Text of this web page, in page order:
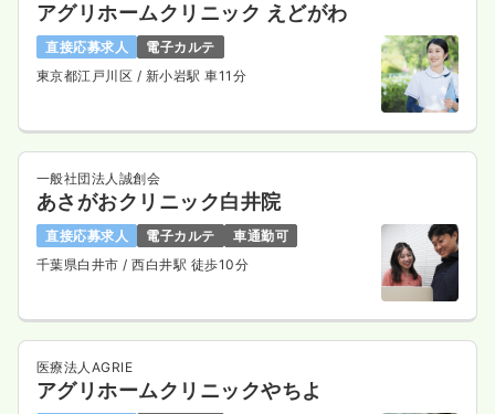
アグリホームクリニック えどがわ
直接応募求人
電子カルテ
東京都江戸川区 / 新小岩駅 車11分
一般社団法人誠創会
あさがおクリニック白井院
直接応募求人 電子カルテ
車通勤可
千葉県白井市 / 西白井駅 徒歩10分
医療法人AGRIE
アグリホームクリニックやちよ